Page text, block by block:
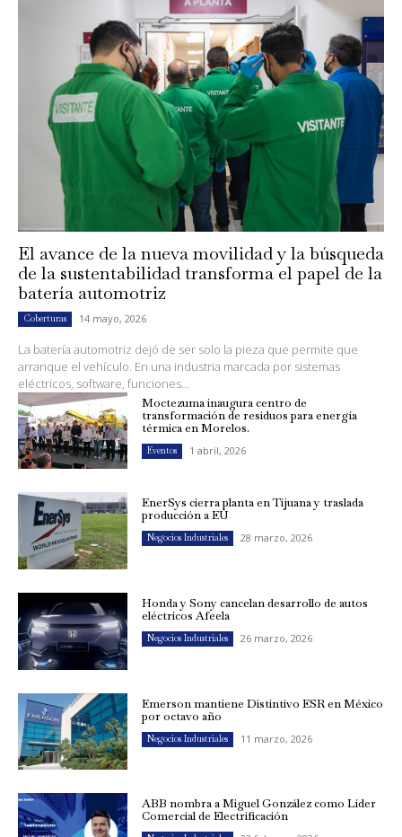
El avance de la nueva movilidad y la búsqueda
de la sustentabilidad transforma el papel de la
batería automotriz
Coberturas 14 mayo, 2026
La batería automotriz dejó de ser solo la pieza que permite que
arranque el vehículo. En una industria marcada por sistemas
eléctricos, software, funciones...
Moctezuma inaugura centro de
transformación de residuos para energía
térmica en Morelos.
Eventos 1 abril, 2026
EnerSys cierra planta en Tijuana y traslada
producción a EU
Negocios Industriales 28 marzo, 2026
Honda y Sony cancelan desarrollo de autos
eléctricos Afeela
Negocios Industriales 26 marzo, 2026
Emerson mantiene Distintivo ESR en México
por octavo año
Negocios Industriales 11 marzo, 2026
ABB nombra a Miguel González como Líder
Comercial de Electrificación